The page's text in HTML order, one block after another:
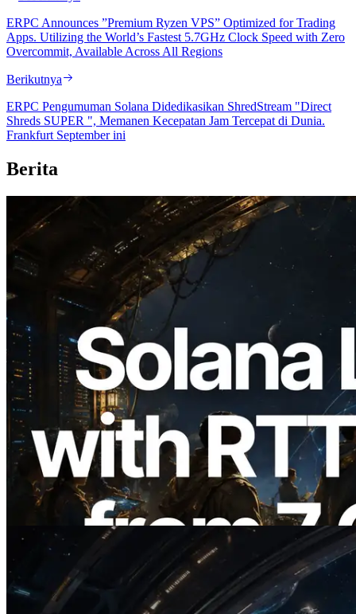
ERPC Announces ”Premium Ryzen VPS” Optimized for Trading
Apps. Utilizing the World’s Fastest 5.7GHz Clock Speed with Zero
Overcommit, Available Across All Regions
Berikutnya
ERPC Pengumuman Solana Didedikasikan ShredStream "Direct
Shreds SUPER ", Memanen Kecepatan Jam Tercepat di Dunia.
Frankfurt September ini
Berita
2026.08.05
ERPC Memperluas Solana Leader Slot
API dengan Pengukuran Ping dari 7
Region Global — Validators Information
API Juga Diluncurkan